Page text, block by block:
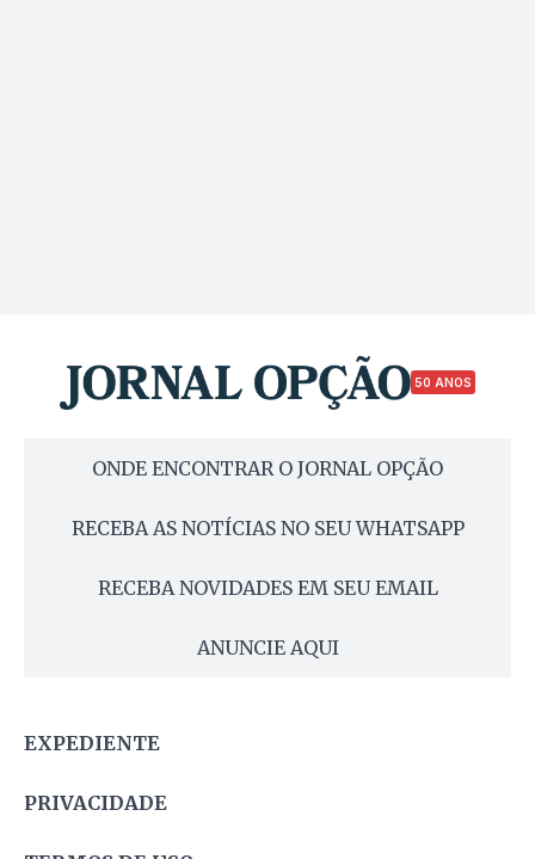
50 ANOS
ONDE ENCONTRAR O JORNAL OPÇÃO
RECEBA AS NOTÍCIAS NO SEU WHATSAPP
RECEBA NOVIDADES EM SEU EMAIL
ANUNCIE AQUI
EXPEDIENTE
PRIVACIDADE